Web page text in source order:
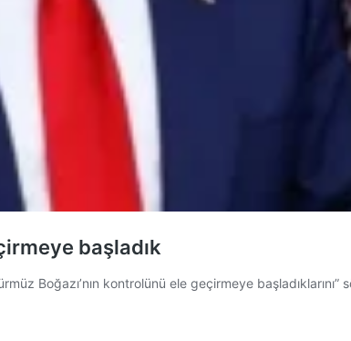
başladık
Boğazı’nın kontrolünü ele geçirmeye başladıklarını”